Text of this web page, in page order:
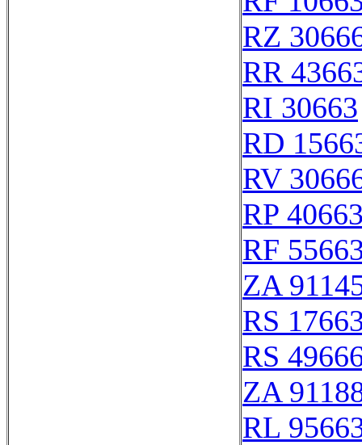
RZ
RR
RI 30663
RD
RV
RP
RF
ZA
RS
RS
ZA
RL